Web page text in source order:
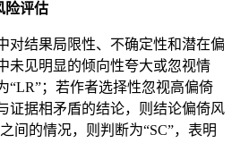
险评估
对结果局限性、不确定性和潜在偏
未见明显的倾向性夸大或忽视情
“LR”；若作者选择性忽视高偏倚
证据相矛盾的结论，则结论偏倚风
间的情况，则判断为“SC”，表明